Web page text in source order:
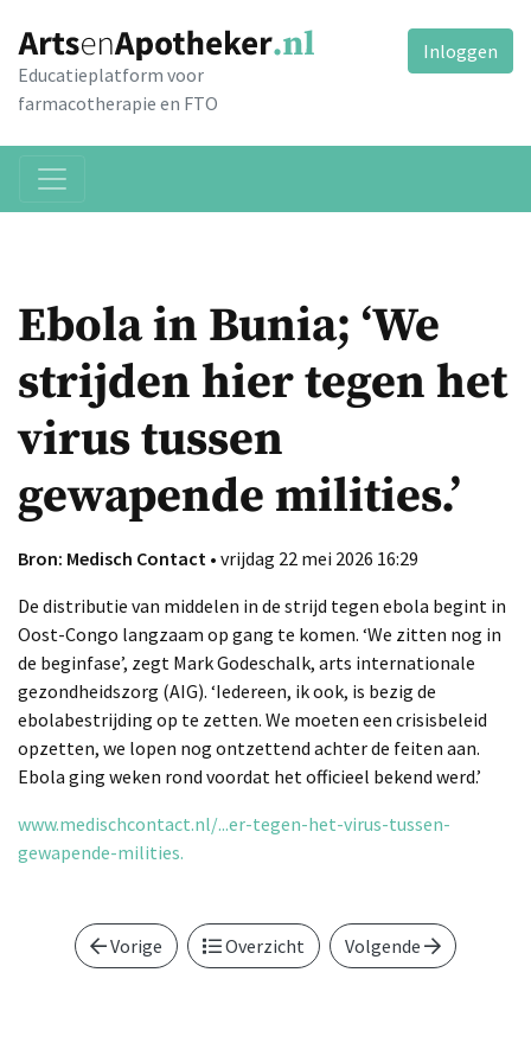
Educatieplatform voor
farmacotherapie en FTO
Inloggen
Ebola in Bunia; ‘We
strijden hier tegen het
virus tussen
gewapende milities.’
Bron: Medisch Contact • vrijdag 22 mei 2026 16:29
De distributie van middelen in de strijd tegen ebola begint in
Oost-Congo langzaam op gang te komen. ‘We zitten nog in
de beginfase’, zegt Mark Godeschalk, arts internationale
gezondheidszorg (AIG). ‘Iedereen, ik ook, is bezig de
ebolabestrijding op te zetten. We moeten een crisisbeleid
opzetten, we lopen nog ontzettend achter de feiten aan.
Ebola ging weken rond voordat het officieel bekend werd.’
www.medischcontact.nl/...er-tegen-het-virus-tussen-
gewapende-milities.
Vorige Overzicht Volgende